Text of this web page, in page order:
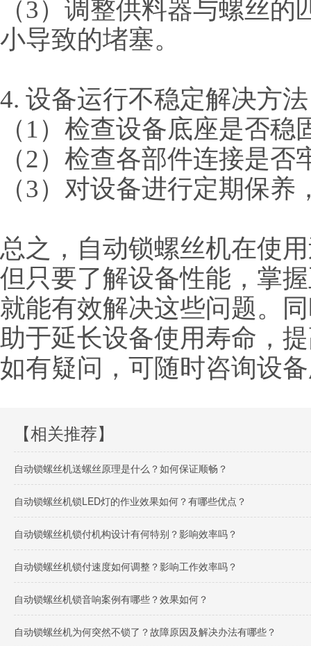
（3）调整供料器与螺丝的
小导致的堵塞。
4. 设备运行不稳定解决方法
（ 1）检查设备底座是否稳
（2）检查各部件连接是否
（3）对设备进行定期保养
总之，自动锁螺丝机在使
但只要了解设备性能，掌
就能有效解决这些问题。
助于延长设备使用寿命，
如有疑问，可随时咨询设
【相关推荐】
自动锁螺丝机送螺丝原理是什么？如何保证顺畅？
自动锁螺丝机锁LED灯的作业效果如何？有哪些优点？
自动锁螺丝机锁付机构设计有何特别？影响效率吗？
自动锁螺丝机锁付速度如何调整？影响工作效率吗？
自动锁螺丝机锁音响案例有哪些？效果如何？
自动锁螺丝机为何突然不锁了？故障原因及解决办法有哪些？